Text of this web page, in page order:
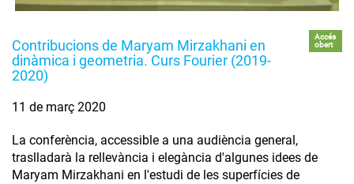
Contribucions de Maryam Mirzakhani en
dinàmica i geometria. Curs Fourier (2019-
2020)
Accés
obert
11 de març 2020
La conferència, accessible a una audiència general,
traslladarà la rellevància i elegància d'algunes idees de
Maryam Mirzakhani en l'estudi de les superfícies de